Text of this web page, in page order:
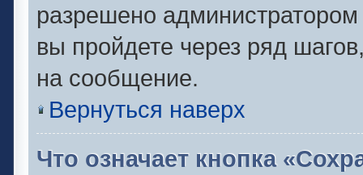
разрешено
вы пройдете через ряд
на сообщение.
Вернуться наверх
Что означает кнопка